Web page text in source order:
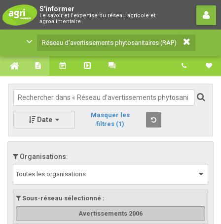
S'informer
Le savoir et l'expertise du réseau agricole et
agroalimentaire
Réseau d’avertissements
phytosanitaires (RAP)
Le savoir et l'expertise du réseau agricole et
agroalimentaire
Réseau d’avertissements phytosanitaires (RAP)
Date
Masquer les
filtres (1)
Organisations:
Toutes les organisations
Sous-réseau sélectionné :
Avertissements 2006